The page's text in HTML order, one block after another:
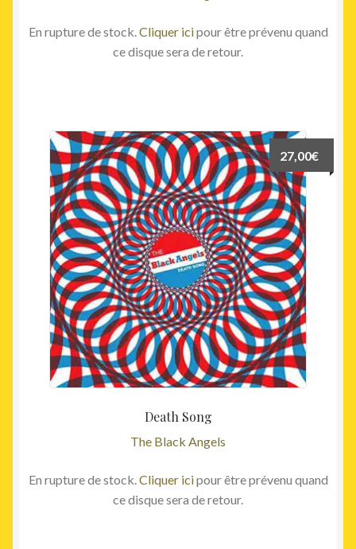
En rupture de stock. Cliquer icipour être prévenu quand
ce disque sera de retour.
Death Song
The Black Angels
27,00€
En rupture de stock. Cliquer icipour être prévenu quand
ce disque sera de retour.